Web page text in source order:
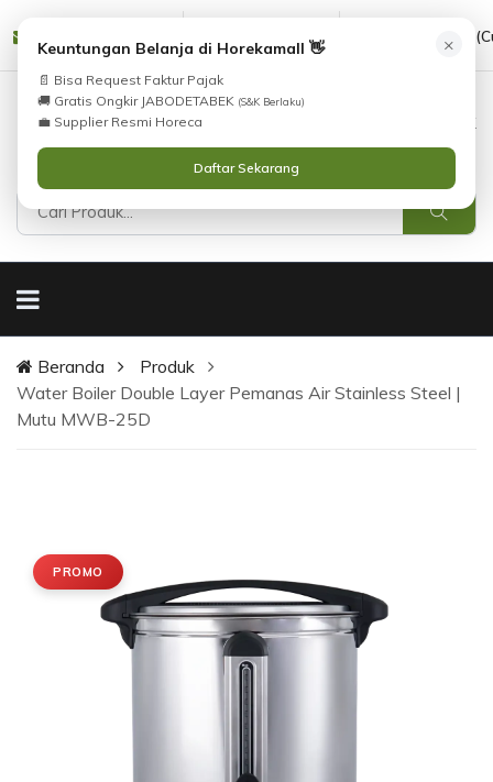
(021) 38783380 08551688000
Masuk
×
Keuntungan Belanja di Horekamall 👋
📄 Bisa Request Faktur Pajak
🚚 Gratis Ongkir JABODETABEK (S&K Berlaku)
💼 Supplier Resmi Horeca
Daftar Sekarang
Beranda
Produk
Water Boiler Double Layer Pemanas Air Stainless Steel |
Mutu MWB-25D
PROMO